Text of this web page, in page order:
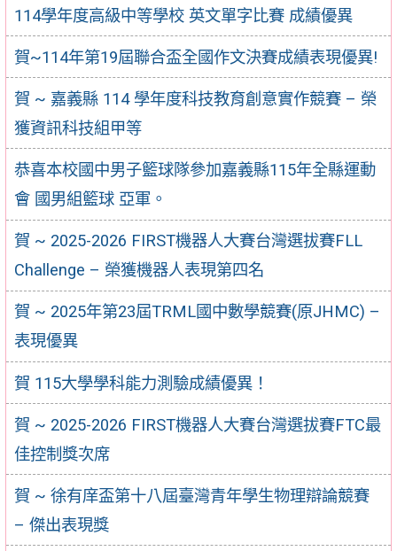
114學年度高級中等學校 英文單字比賽 成績優異
賀~114年第19屆聯合盃全國作文決賽成績表現優異!
賀 ~ 嘉義縣 114 學年度科技教育創意實作競賽 – 榮
獲資訊科技組甲等
恭喜本校國中男子籃球隊參加嘉義縣115年全縣運動
會 國男組籃球 亞軍。
賀 ~ 2025-2026 FIRST機器⼈⼤賽台灣選拔賽FLL
Challenge – 榮獲機器人表現第四名
賀 ~ 2025年第23屆TRML國中數學競賽(原JHMC) –
表現優異
賀 115大學學科能力測驗成績優異！
賀 ~ 2025-2026 FIRST機器⼈⼤賽台灣選拔賽FTC最
佳控制獎次席
賀 ~ 徐有庠盃第十八屆臺灣青年學生物理辯論競賽
– 傑出表現獎